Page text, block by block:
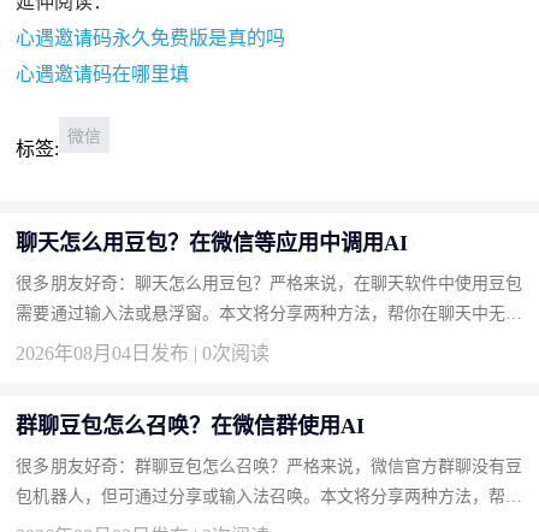
心遇邀请码永久免费版是真的吗
心遇邀请码在哪里填
标签:
微信
聊天怎么用豆包？在微信等应用中调用AI
很多朋友好奇：聊天怎么用豆包？严格来说，在聊天软件中使用豆包
需要通过输入法或悬浮窗。本文将分享两种方法，帮你在聊天中无缝
接入豆包。 方法一：安装豆包输入法实现边聊边AI（推荐） 输入...
2026年08月04日发布 | 0次阅读
群聊豆包怎么召唤？在微信群使用AI
很多朋友好奇：群聊豆包怎么召唤？严格来说，微信官方群聊没有豆
包机器人，但可通过分享或输入法召唤。本文将分享两种方法，帮你
轻松在群聊中显现豆包。 方法一：使用豆包输入法一键召唤回答